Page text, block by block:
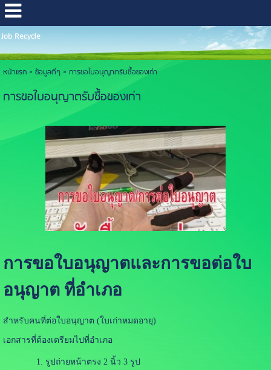
Job Recycle
หน้าแรก> ข้อมูลดีๆ> การขอใบอนุญาตรับซื้อของเก่า
การขอใบอนุญาตรับซื้อของเก่า
การขอใบอนุญาตและการขอต่อใบ
อนุญาต ที่อำเภอ
สำหรับคนที่ต่อใบอนุญาต (ใบเก่าหมดอายุ)
เอกสารที่ต้องเตรียมไปที่อำเภอ
รูปถ่ายหน้าตรง 2 นิ้ว 3 รูป